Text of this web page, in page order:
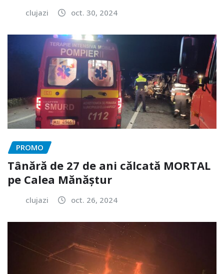
clujazi oct. 30, 2024
PROMO
Tânără de 27 de ani călcată MORTAL
pe Calea Mănăștur
clujazi oct. 26, 2024